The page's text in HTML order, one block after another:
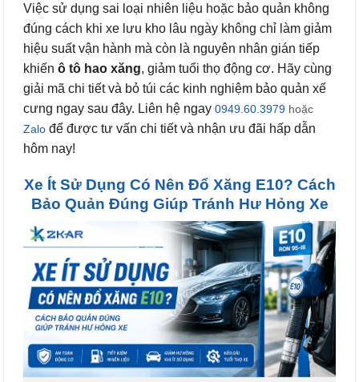
Việc sử dụng sai loại nhiên liệu hoặc bảo quản không
đúng cách khi xe lưu kho lâu ngày không chỉ làm giảm
hiệu suất vận hành mà còn là nguyên nhân gián tiếp
khiến ô tô hao xăng, giảm tuổi thọ động cơ. Hãy cùng
giải mã chi tiết và bỏ túi các kinh nghiệm bảo quản xế
cưng ngay sau đây. Liên hệ ngay 0949.60.3979 hoặc
Zalo để được tư vấn chi tiết và nhận ưu đãi hấp dẫn
hôm nay!
Xe Ít Sử Dụng Có Nên Đổ Xăng E10? Cách
Bảo Quản Đúng Giúp Tránh Hư Hỏng Xe